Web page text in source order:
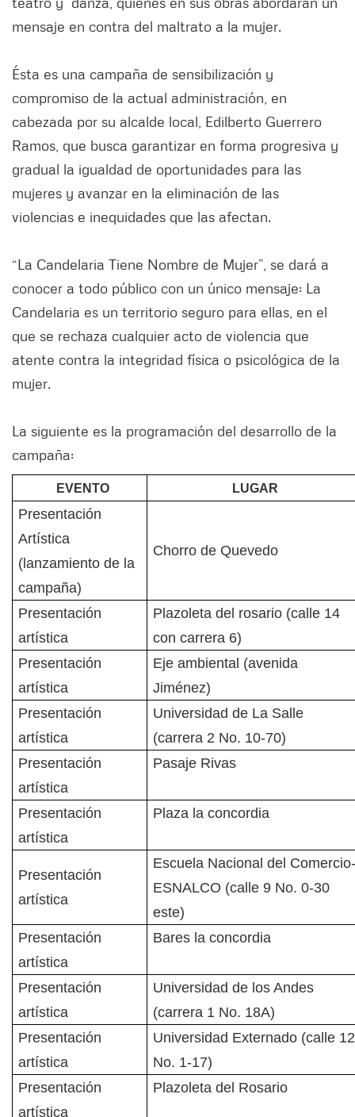
mensaje en contra del maltrato a la mujer.
Ésta es una campaña de sensibilización y
compromiso de la actual administración, en
cabezada por su alcalde local, Edilberto Guerrero
Ramos, que busca garantizar en forma progresiva y
gradual la igualdad de oportunidades para las
mujeres y avanzar en la eliminación de las
violencias e inequidades que las afectan.
“La Candelaria Tiene Nombre de Mujer”, se dará a
conocer a todo público con un único mensaje: La
Candelaria es un territorio seguro para ellas, en el
que se rechaza cualquier acto de violencia que
atente contra la integridad física o psicológica de la
mujer.
La siguiente es la programación del desarrollo de la
campaña:
EVENTO LUGAR
Presentación
Artística
(lanzamiento de la
campaña)
Chorro de Quevedo
Presentación
artística
Plazoleta del rosario (calle 14
con carrera 6)
Presentación
artística
Eje ambiental (avenida
Jiménez)
Presentación
artística
Universidad de La Salle
(carrera 2 No. 10-70)
Presentación
artística
Pasaje Rivas
Presentación
artística
Plaza la concordia
Presentación
artística
Escuela Nacional del
ESNALCO (calle 9 No. 0-30
este)
Presentación
artística
Bares la concordia
Presentación
artística
Universidad de los Andes
(carrera 1 No. 18A)
Presentación
artística
Universidad Externado (calle 12
No. 1-17)
Presentación
artística
Plazoleta del Rosario